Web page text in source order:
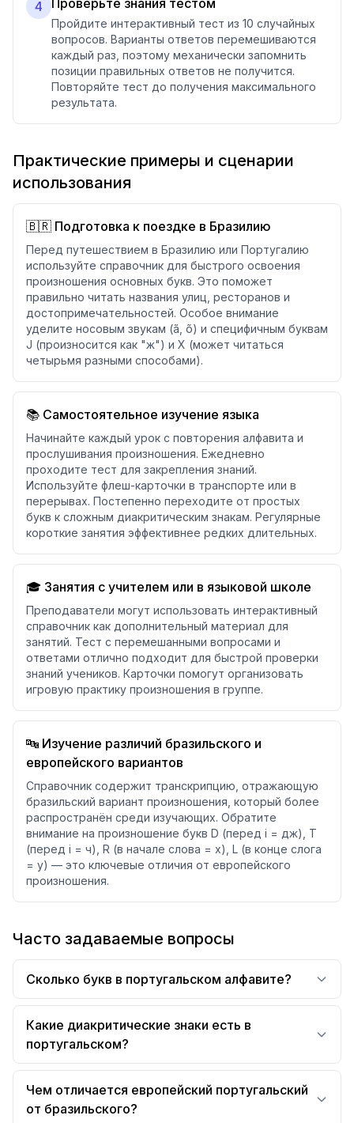
4 Проверьте знания тестом
Пройдите интерактивный тест из 10 случайных
вопросов. Варианты ответов перемешиваются
каждый раз, поэтому механически запомнить
позиции правильных ответов не получится.
Повторяйте тест до получения максимального
результата.
Практические примеры и сценарии
использования
🇧🇷 Подготовка к поездке в Бразилию
Перед путешествием в Бразилию или Португалию
используйте справочник для быстрого освоения
произношения основных букв. Это поможет
правильно читать названия улиц, ресторанов и
достопримечательностей. Особое внимание
уделите носовым звукам (ã, õ) и специфичным буквам
J (произносится как "ж") и X (может читаться
четырьмя разными способами).
📚 Самостоятельное изучение языка
Начинайте каждый урок с повторения алфавита и
прослушивания произношения. Ежедневно
проходите тест для закрепления знаний.
Используйте флеш-карточки в транспорте или в
перерывах. Постепенно переходите от простых
букв к сложным диакритическим знакам. Регулярные
короткие занятия эффективнее редких длительных.
🎓 Занятия с учителем или в языковой школе
Преподаватели могут использовать интерактивный
справочник как дополнительный материал для
занятий. Тест с перемешанными вопросами и
ответами отлично подходит для быстрой проверки
знаний учеников. Карточки помогут организовать
игровую практику произношения в группе.
🔤 Изучение различий бразильского и
европейского вариантов
Справочник содержит транскрипцию, отражающую
бразильский вариант произношения, который более
распространён среди изучающих. Обратите
внимание на произношение букв D (перед i = дж), T
(перед i = ч), R (в начале слова = х), L (в конце слога
= у) — это ключевые отличия от европейского
произношения.
Часто задаваемые вопросы
Сколько букв в португальском алфавите?
Какие диакритические знаки есть в
португальском?
Чем отличается европейский португальский
от бразильского?